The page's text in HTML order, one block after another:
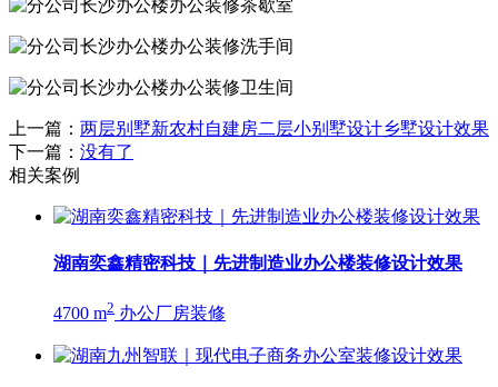
上一篇： 两层别墅新农村自建房二层小别墅设计乡墅设计效果
下一篇： 没有了
相关案例
湖南奕鑫精密科技｜先进制造业办公楼装修设计效果
4700 m2 办公厂房装修